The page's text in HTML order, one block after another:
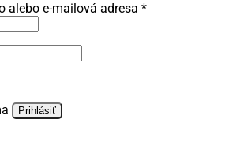
alebo e-mailová adresa *Povinné
Prihlásiť